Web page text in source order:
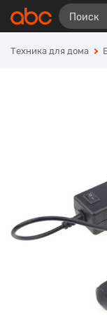
Техника для дома